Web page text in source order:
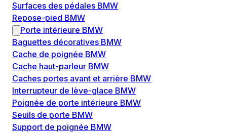
Surfaces des pédales BMW
Repose-pied BMW
Porte intérieure BMW
Baguettes décoratives BMW
Cache de poignée BMW
Cache haut-parleur BMW
Caches portes avant et arrière BMW
Interrupteur de lève-glace BMW
Poignée de porte intérieure BMW
Seuils de porte BMW
Support de poignée BMW